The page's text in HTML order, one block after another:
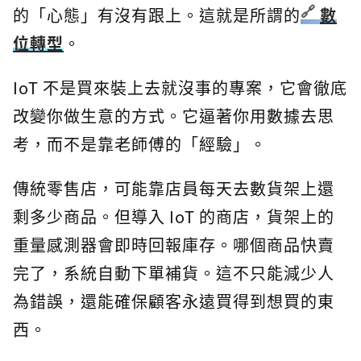
的「心態」有沒有跟上。這就是所謂的
數
位轉型 。
IoT 不是買來裝上去就沒事的專案，它會徹底
改變你做生意的方式。它逼著你用數據去思
考，而不是靠老師傅的「經驗」。
傳統零售店，可能靠店員每天去數貨架上還
剩多少商品。但導入 IoT 的商店，貨架上的
重量感測器會即時回報庫存。哪個商品快賣
完了，系統自動下單補貨。這不只能減少人
為錯誤，還能確保顧客永遠買得到想買的東
西。